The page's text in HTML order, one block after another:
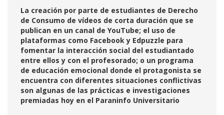
La creación por parte de estudiantes de Derecho
de Consumo de vídeos de corta duración que se
publican en un canal de YouTube; el uso de
plataformas como Facebook y Edpuzzle para
fomentar la interacción social del estudiantado
entre ellos y con el profesorado; o un programa
de educación emocional donde el protagonista se
encuentra con diferentes situaciones conflictivas
son algunas de las prácticas e investigaciones
premiadas hoy en el Paraninfo Universitario